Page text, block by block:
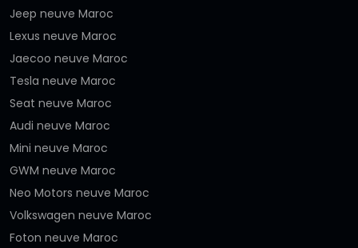
Jeep neuve Maroc
Lexus neuve Maroc
Jaecoo neuve Maroc
Tesla neuve Maroc
Seat neuve Maroc
Audi neuve Maroc
Mini neuve Maroc
GWM neuve Maroc
Neo Motors neuve Maroc
Volkswagen neuve Maroc
Foton neuve Maroc